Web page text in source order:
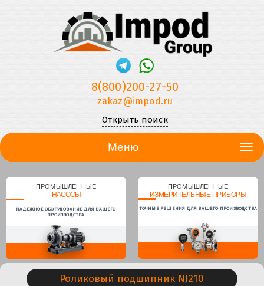
8(800)200-27-50
zakaz@impod.ru
Открыть поиск
Меню
ПРОМЫШЛЕННЫЕ
НАСОСЫ
НАДЕЖНОЕ ОБОРУДОВАНИЕ ДЛЯ ВАШЕГО
ПРОИЗВОДСТВА
ПРОМЫШЛЕННЫЕ
ИЗМЕРИТЕЛЬНЫЕ ПРИБОРЫ
ТОЧНЫЕ РЕШЕНИЯ ДЛЯ ВАШЕГО ПРОИЗВОДСТВА
Роликовый подшипник NJ210